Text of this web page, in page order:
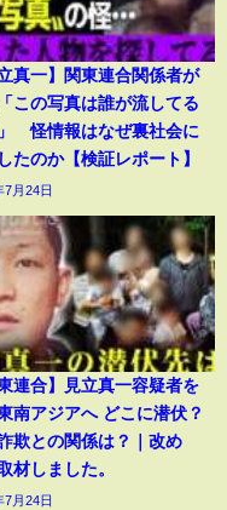
立真一】関東連合関係者が
この写真は誰が流してる
怪情報はなぜ裏社会に
たのか【検証レポート】
7月24日
東連合】見立真一容疑者を
南アジアへ どこに潜伏？
欺との関係は？｜改め
材しました。
7月24日